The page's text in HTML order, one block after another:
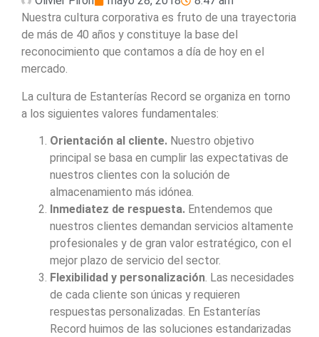
Nuestra cultura corporativa es fruto de una trayectoria
de más de 40 años y constituye la base del
reconocimiento que contamos a día de hoy en el
mercado.
La cultura de Estanterías Record se organiza en torno
a los siguientes valores fundamentales:
Orientación al cliente. Nuestro objetivo
principal se basa en cumplir las expectativas de
nuestros clientes con la solución de
almacenamiento más idónea.
Inmediatez de respuesta. Entendemos que
nuestros clientes demandan servicios altamente
profesionales y de gran valor estratégico, con el
mejor plazo de servicio del sector.
Flexibilidad y personalización. Las necesidades
de cada cliente son únicas y requieren
respuestas personalizadas. En Estanterías
Record huimos de las soluciones estandarizadas